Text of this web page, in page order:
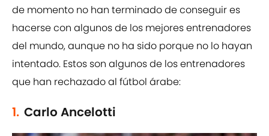
de momento no han terminado de conseguir es
hacerse con algunos de los mejores entrenadores
del mundo, aunque no ha sido porque no lo hayan
intentado. Estos son algunos de los entrenadores
que han rechazado al fútbol árabe:
1. Carlo Ancelotti